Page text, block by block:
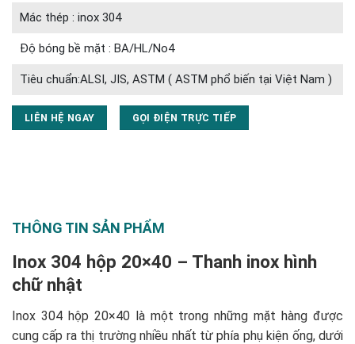
Mác thép : inox 304
Độ bóng bề mặt : BA/HL/No4
Tiêu chuẩn:ALSI, JIS, ASTM ( ASTM phổ biến tại Việt Nam )
LIÊN HỆ NGAY GỌI ĐIỆN TRỰC TIẾP
THÔNG TIN SẢN PHẨM
Inox 304 hộp 20×40 – Thanh inox hình
chữ nhật
Inox 304 hộp 20×40 là một trong những mặt hàng được
cung cấp ra thị trường nhiều nhất từ phía phụ kiện ống, dưới